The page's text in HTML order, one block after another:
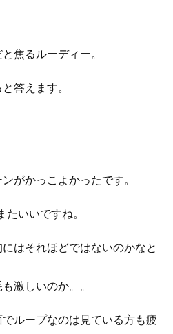
焦るルーディー。
答えます。
がかっこよかったです。
いいですね。
はそれほどではないのかなと
激しいのか。。
ループなのは見ている方も疲